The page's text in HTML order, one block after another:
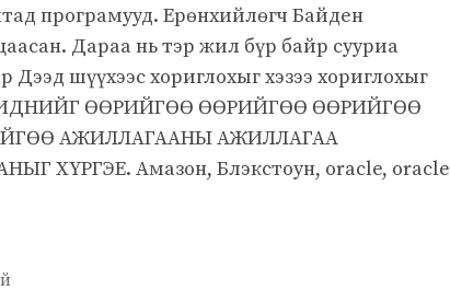
програмууд. Ерөнхийлөгч Байден
Дараа нь тэр жил бүр байр сууриа
Дээд шүүхээс хориглохыг хэзээ хориглохыг
БИДНИЙГ ӨӨРИЙГӨӨ ӨӨРИЙГӨӨ ӨӨРИЙГӨӨ
АЖИЛЛАГААНЫ АЖИЛЛАГАА
ХҮРГЭЕ. Амазон, Блэкстоун, oracle, oracle